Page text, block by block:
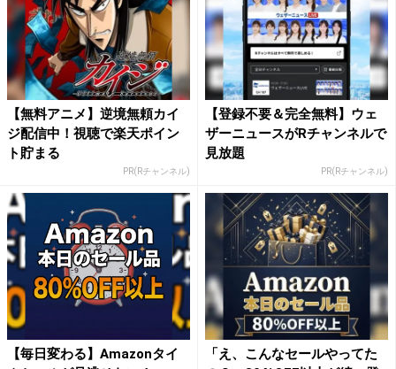
【無料アニメ】逆境無頼カイ
ジ配信中！視聴で楽天ポイン
ト貯まる
PR(Rチャンネル)
【登録不要＆完全無料】ウェ
ザーニュースがRチャンネルで
見放題
PR(Rチャンネル)
【毎日変わる】Amazonタイ
「え、こんなセールやってた